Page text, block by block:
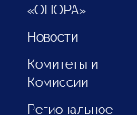
«ОПОРА»
Новости
Комитеты и
Комиссии
Региональное